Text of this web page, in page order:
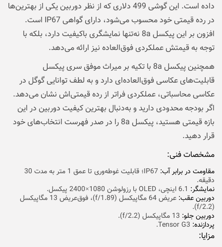
داده است. این گوشی 499 دلاری که از نظر دوربین یکی از بهترین‌ها
در رده قیمتی خود محسوب می‌شود، دارای گواهی IP67 است.
افزون بر این پیکسل 8a نه‌تنها نمایشگری باکیفیت دارد، بلکه با
توجه به قیمتش عملکردی فوق‌العاده نیز ارائه می‌دهد.
همچنین پیکسل 8a با تکیه بر میراث موفق سری پیکسل
قابلیت‌های عکاسی فوق‌العاده‌ای دارد و به لطف توانایی گوگل در
عکاسی محاسباتی، عملکردی فراتر از رده قیمتی‌اش نشان می‌دهد.
اگر بودجه محدودی دارید و به‌دنبال بهترین کیفیت دوربین در این
بازه قیمتی هستید، پیکسل 8a را در صدر فهرست انتخاب‌های خود
قرار دهید.
مشخصات فنی:
مقاومت در برابر آب:
IP67؛ قابلیت غوطه‌وری تا عمق 1 متر به مدت 30
دقیقه.
نمایشگر:
دوربین عقب:‌
عریض 64 مگاپیکسل (f/1.89)، فوق‌عریض 13 مگاپیکسل
(f/2.2).
دوربین جلو:
پردازنده:
مزایا: